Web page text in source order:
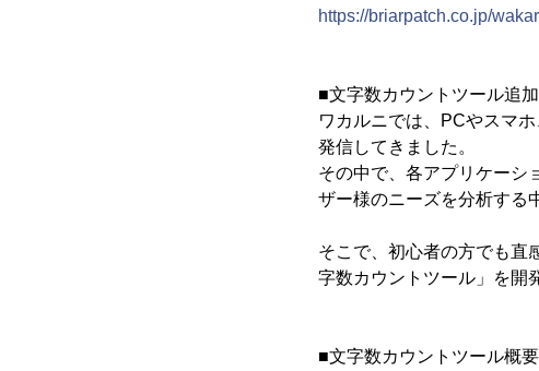
https://briarpatch.co.jp/
■文字数カウントツール追
ワカルニでは、PCやスマ
発信してきました。
その中で、各アプリケーシ
ザー様のニーズを分析する
そこで、初心者の方でも直
字数カウントツール」を開
■文字数カウントツール概要